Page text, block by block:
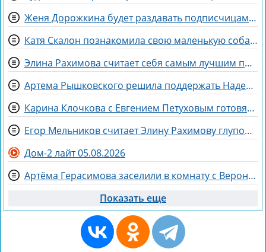
Женя Дорожкина будет раздавать подписчицам свои вещи
Катя Скалон познакомила свою маленькую собаку Еву с большим другом Женей
Элина Рахимова считает себя самым лучшим подарком на день рождения
Артема Рышковского решила поддержать Надежда Ермакова
Карина Клочкова с Евгением Петуховым готовятся к «Китайским каникулам»
Егор Мельников считает Элину Рахимову глупой и профдеформированной
Дом-2 лайт 05.08.2026
Артёма Герасимова заселили в комнату с Вероникой Строгановой
Показать еще